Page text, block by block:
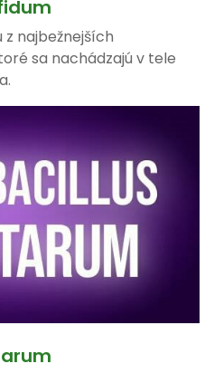
najbežnejších
sa nachádzajú v tele